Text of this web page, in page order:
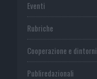
Eventi
Rubriche
Cooperazione e dintorni
Publiredazionali